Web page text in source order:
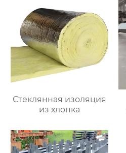
Стеклянная изоляция
из хлопка